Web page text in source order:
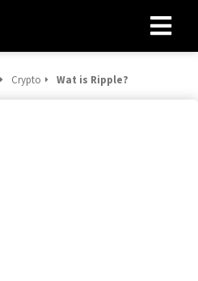
Crypto Wat is Ripple?